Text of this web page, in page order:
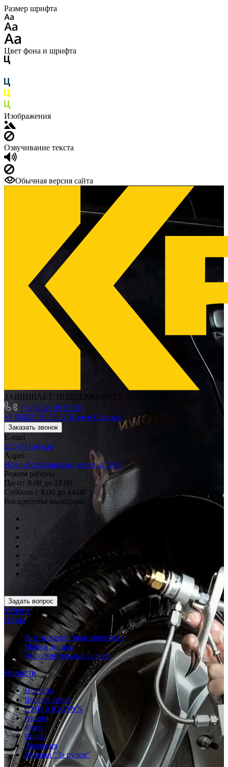
Размер шрифта
Цвет фона и шрифта
Изображения
Озвучивание текста
Обычная версия сайта
ЗАЩИЩАЕТ, ПОДДЕРЖИВАЕТ, СОХРАНЯЕТ
+7 (8452) 39 53 28
+7 (8452) 39 53 28 Krown Саратов
Заказать звонок
E-mail
info@krown.ru
Адрес
Ново-Астраханское шоссе, д. 56 б
Режим работы
Пн-пт 8.00 до 18.00
Суббота с 8.00 до 14.00
Воскресенье выходной
Задать вопрос
Услуги
Цены
Антикоррозийная обработка
Мойка днища
Дополнительные услуги
Новости
Новости
Вопрос-ответ
СМИ о KROWN
Акции
Фото
Видео
Экология
Журнал "За рулем"